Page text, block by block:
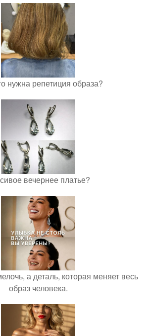
нужна репетиция образа?
вечернее платье?
а деталь, которая меняет весь
образ человека.